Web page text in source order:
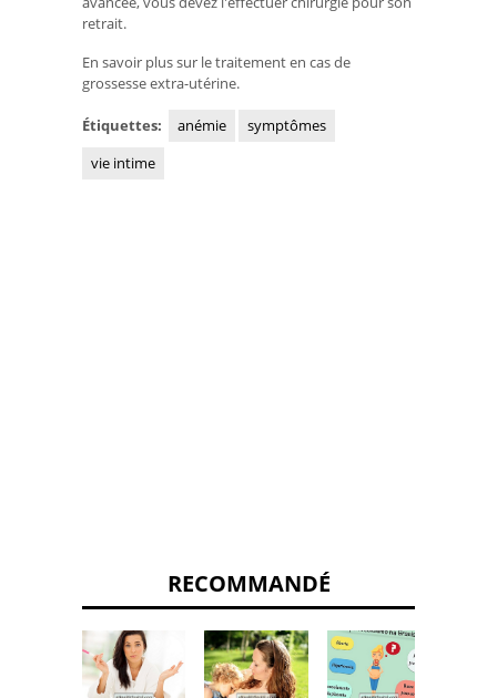
retrait.
En savoir plus sur le traitement en cas de
grossesse extra-utérine.
Étiquettes: anémie
symptômes
vie intime
RECOMMANDÉ